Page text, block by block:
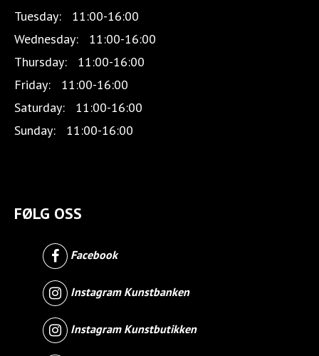
Tuesday:
11:00-16:00
Wednesday:
11:00-16:00
Thursday:
11:00-16:00
Friday:
11:00-16:00
Saturday:
11:00-16:00
Sunday:
11:00-16:00
FØLG OSS
Facebook
Instagram Kunstbanken
Instagram Kunstbutikken